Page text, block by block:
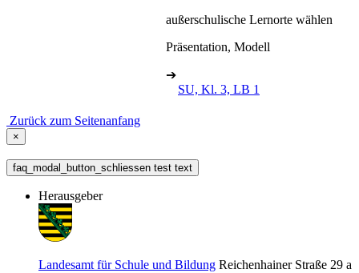
außerschulische Lernorte wählen
Präsentation, Modell
➔
SU, Kl. 3, LB 1
Zurück zum Seitenanfang
×
faq_modal_button_schliessen test text
Herausgeber
Landesamt für Schule und Bildung Reichenhainer Straße 29 a